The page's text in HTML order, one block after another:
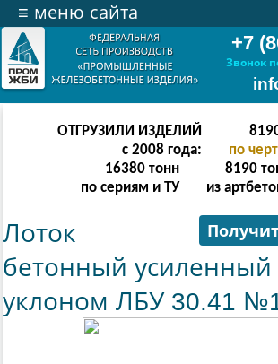
+7
Звонок
≡ меню сайта
ОТГРУЗИЛИ ИЗДЕЛИЙ
с 2008 года:
по
32764 тонн
по сериям и ТУ
16382
из
Лоток
бетонный усиленный
уклоном ЛБУ 30.41